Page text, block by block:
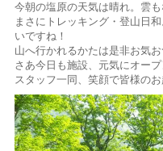
今朝の塩原の天気は晴れ。雲
まさにトレッキング・登山日
いですね！
山へ行かれるかたは是非お気
さあ今日も施設、元気にオープ
スタッフ一同、笑顔で皆様の